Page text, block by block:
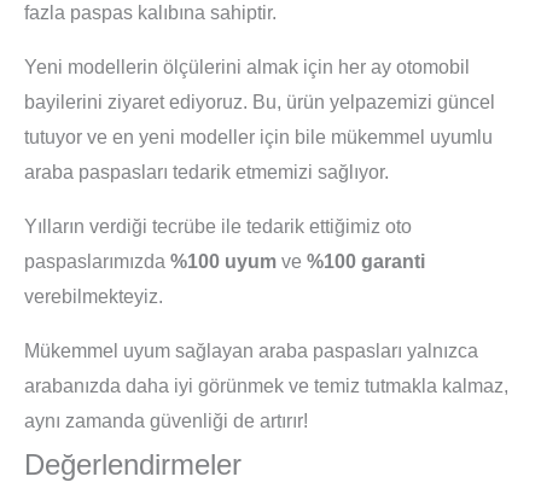
fazla paspas kalıbına sahiptir.
Yeni modellerin ölçülerini almak için her ay otomobil
bayilerini ziyaret ediyoruz. Bu, ürün yelpazemizi güncel
tutuyor ve en yeni modeller için bile mükemmel uyumlu
araba paspasları tedarik etmemizi sağlıyor.
Yılların verdiği tecrübe ile tedarik ettiğimiz oto
paspaslarımızda %100 uyum ve %100 garanti
verebilmekteyiz.
Mükemmel uyum sağlayan araba paspasları yalnızca
arabanızda daha iyi görünmek ve temiz tutmakla kalmaz,
aynı zamanda güvenliği de artırır!
Değerlendirmeler